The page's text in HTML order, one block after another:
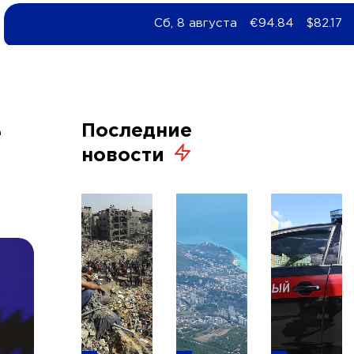
Сб, 8 августа €94.84 $82.17
Последние
новости